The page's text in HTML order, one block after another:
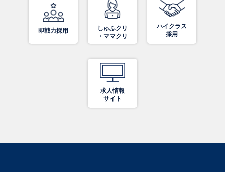
即戦力採用
しゅふクリ
・ママクリ
ハイクラス
採用
求人情報
サイト